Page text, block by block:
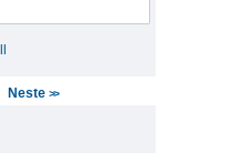
Neste >>